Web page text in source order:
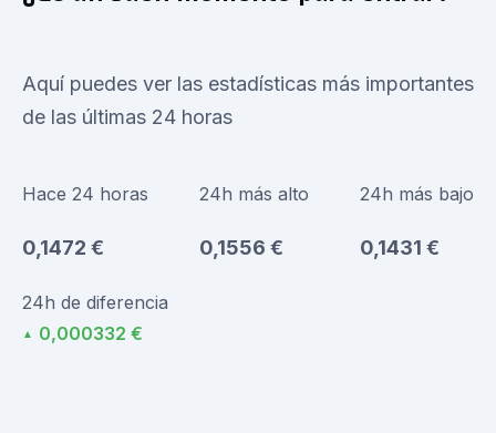
Aquí puedes ver las estadísticas más importantes
de las últimas 24 horas
Hace 24 horas
0,1472 €
24h más alto
0,1556 €
24h más bajo
0,1431 €
24h de diferencia
▲ 0,000332 €